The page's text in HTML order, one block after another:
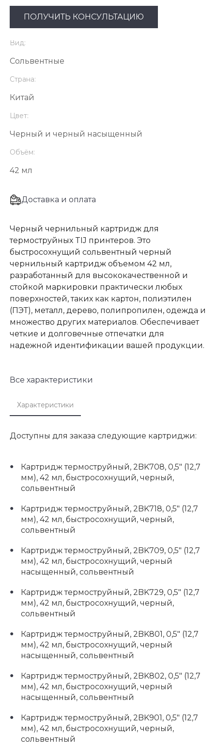
ПОЛУЧИТЬ КОНСУЛЬТАЦИЮ
Вид:
Сольвентные
Страна:
Китай
Цвет:
Черный и черный насыщенный
Объём:
42 мл
Доставка и оплата
Черный чернильный картридж для
термоструйных TIJ принтеров. Это
быстросохнущий сольвентный черный
чернильный картридж объемом 42 мл,
разработанный для высококачественной и
стойкой маркировки практически любых
поверхностей, таких как картон, полиэтилен
(ПЭТ), металл, дерево, полипропилен, одежда и
множество других материалов. Обеспечивает
четкие и долговечные отпечатки для
надежной идентификации вашей продукции.
Все характеристики
Характеристики
Доступны для заказа следующие картриджи:
Картридж термоструйный, 2BK708, 0,5" (12,7
мм), 42 мл, быстросохнущий, черный,
сольвентный
Картридж термоструйный, 2BK718, 0,5" (12,7
мм), 42 мл, быстросохнущий, черный,
сольвентный
Картридж термоструйный, 2BK709, 0,5" (12,7
мм), 42 мл, быстросохнущий, черный
насыщенный, сольвентный
Картридж термоструйный, 2BK729, 0,5" (12,7
мм), 42 мл, быстросохнущий, черный,
сольвентный
Картридж термоструйный, 2BK801, 0,5" (12,7
мм), 42 мл, быстросохнущий, черный
насыщенный, сольвентный
Картридж термоструйный, 2BK802, 0,5" (12,7
мм), 42 мл, быстросохнущий, черный
насыщенный, сольвентный
Картридж термоструйный, 2BK901, 0,5" (12,7
мм), 42 мл, быстросохнущий, черный,
сольвентный